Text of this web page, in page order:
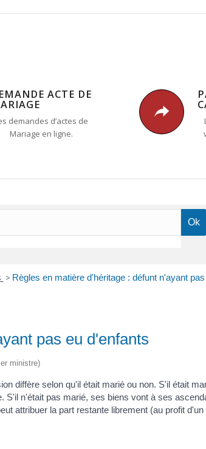
ACTE DE
demandes d’actes de
Mariage en ligne.
> Règles en matière d'héritage : défunt n'ayant
pas eu d'enfants
ministre)
diffère selon qu'il était marié ou non. S'il était
n'était pas marié, ses biens vont à ses
attribuer la part restante librement (au profit